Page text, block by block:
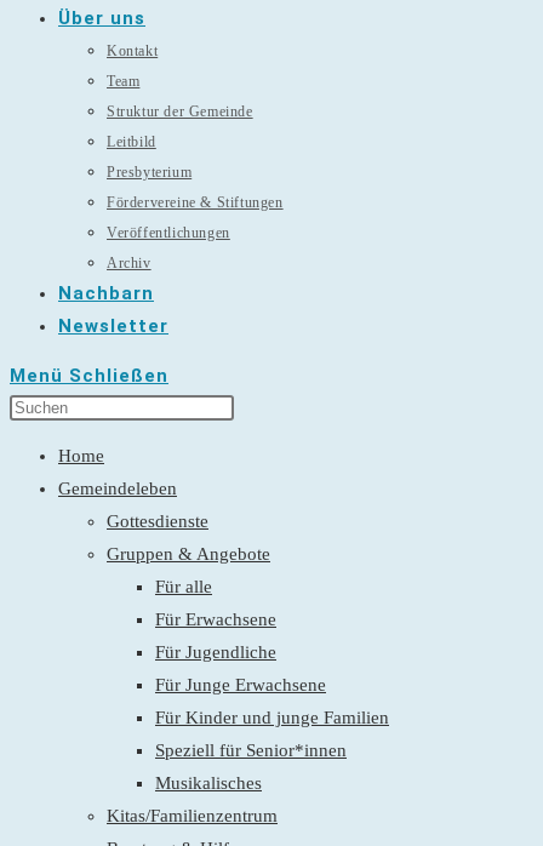
Über uns
Kontakt
Team
Struktur der Gemeinde
Leitbild
Presbyterium
Fördervereine & Stiftungen
Veröffentlichungen
Archiv
Nachbarn
Newsletter
Menü Schließen
Home
Gemeindeleben
Gottesdienste
Gruppen & Angebote
Für alle
Für Erwachsene
Für Jugendliche
Für Junge Erwachsene
Für Kinder und junge Familien
Speziell für Senior*innen
Musikalisches
Kitas/Familienzentrum